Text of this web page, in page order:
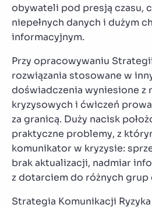
obywateli pod presją czasu,
niepełnych danych i dużym
informacyjnym.
Przy opracowywaniu
rozwiązania stosowane w
doświadczenia wyniesione z
kryzysowych i ćwiczeń
za granicą. Duży nacisk
praktyczne problemy, z
komunikator w kryzysie:
brak aktualizacji, nadmiar
z dotarciem do różnych
Strategia Komunikacji